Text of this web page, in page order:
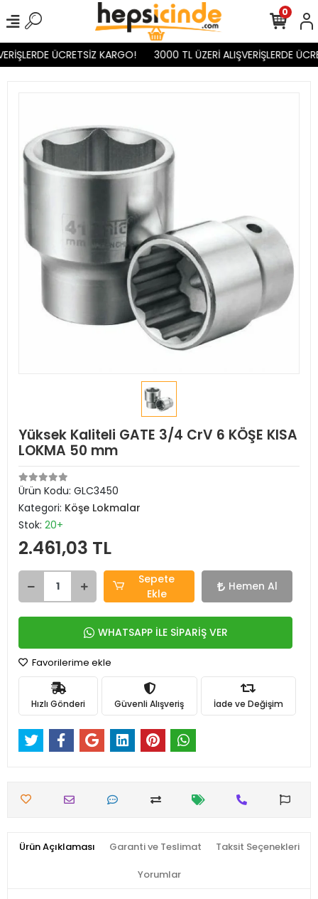
ÜCRETSİZ KARGO! 3000 TL ÜZERİ ALIŞVERİŞLERDE
0
Yüksek Kaliteli GATE 3/4 CrV 6 KÖŞE KISA
LOKMA 50 mm
Ürün Kodu: GLC3450
Kategori: Köşe Lokmalar
Stok: 20+
2.461,03 TL
Sepete
Ekle
Hemen Al
WHATSAPP İLE SİPARİŞ VER
Favorilerime ekle
Hızlı Gönderi Güvenli Alışveriş İade ve Değişim
Ürün Açıklaması Garanti ve Teslimat Taksit Seçenekleri
Yorumlar